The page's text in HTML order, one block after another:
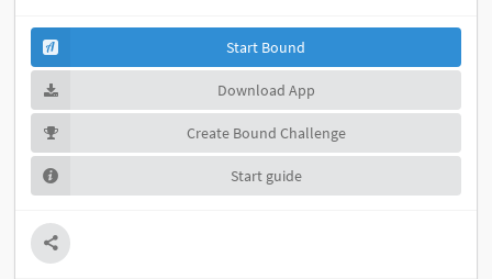
Start Bound
Download App
Create Bound Challenge
Start guide